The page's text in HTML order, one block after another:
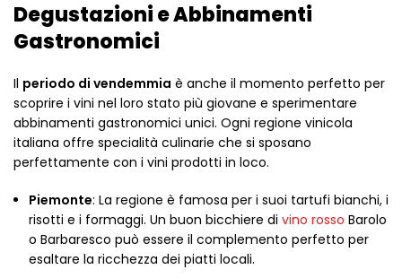
Degustazioni e Abbinamenti
Gastronomici
Il periodo di vendemmia è anche il momento perfetto per
scoprire i vini nel loro stato più giovane e sperimentare
abbinamenti gastronomici unici. Ogni regione vinicola
italiana offre specialità culinarie che si sposano
perfettamente con i vini prodotti in loco.
Piemonte: La regione è famosa per i suoi tartufi bianchi, i
risotti e i formaggi. Un buon bicchiere di vino rosso Barolo
o Barbaresco può essere il complemento perfetto per
esaltare la ricchezza dei piatti locali.